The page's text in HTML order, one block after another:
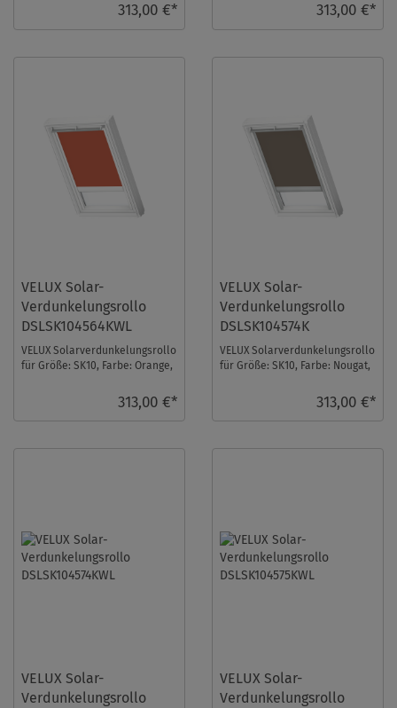
313,00 €* 313,00 €*
VELUX Solar-
Verdunkelungsrollo
DSLSK104564KWL
VELUX Solarverdunkelungsrollo
für Größe: SK10, Farbe: Orange,
313,00 €*
VELUX Solar-
Verdunkelungsrollo
DSLSK104574K
VELUX Solarverdunkelungsrollo
für Größe: SK10, Farbe: Nougat,
313,00 €*
VELUX Solar-
Verdunkelungsrollo
VELUX Solar-
Verdunkelungsrollo